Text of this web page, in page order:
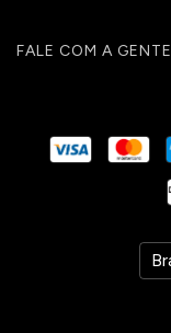
FALE COM A GENTE